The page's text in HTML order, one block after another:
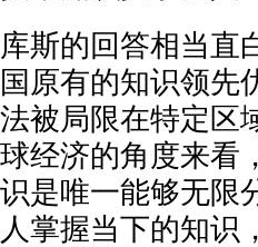
库斯的回答相当直
国原有的知识领先
法被局限在特定区
球经济的角度来看
识是唯一能够无
人掌握当下的知识